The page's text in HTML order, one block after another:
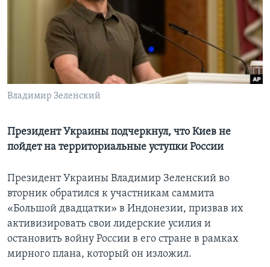
Learning English
СОЦИАЛЬНЫЕ СЕТИ
Владимир Зеленский
Президент Украины подчеркнул, что Киев не
пойдет на территориальные уступки России
Президент Украины Владимир Зеленский во
вторник обратился к участникам саммита
«Большой двадцатки» в Индонезии, призвав их
активизировать свои лидерские усилия и
остановить войну России в его стране в рамках
мирного плана, который он изложил.